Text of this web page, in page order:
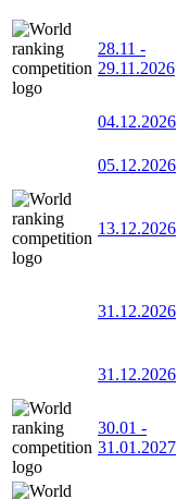
28.11 -
29.11.2026
04.12.2026
05.12.2026
13.12.2026
31.12.2026
31.12.2026
30.01 -
31.01.2027